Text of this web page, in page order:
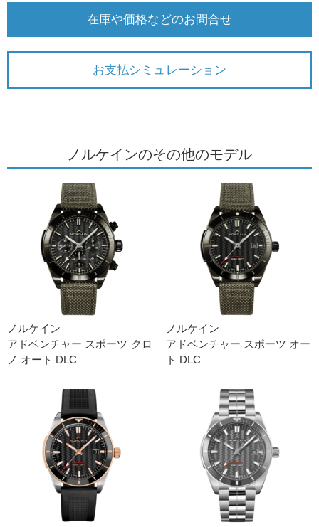
在庫や価格などのお問合せ
お支払シミュレーション
ノルケインのその他のモデル
ノルケイン
アドベンチャー スポーツ クロ
ノ オート DLC
ノルケイン
アドベンチャー スポーツ オー
ト DLC